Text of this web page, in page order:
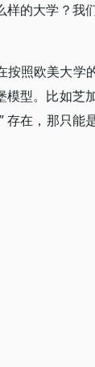
的大学？我
照欧美大学
型。比如芝
在，那只